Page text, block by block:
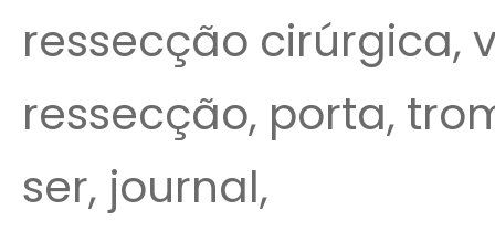
ressecção cirúrgica,
ressecção, porta,
ser, journal,